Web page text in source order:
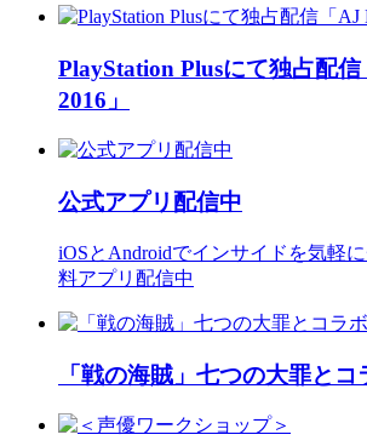
PlayStation Plusにて独占配
2016」
公式アプリ配信中
iOSとAndroidでインサイドを気軽
料アプリ配信中
「戦の海賊」七つの大罪とコ